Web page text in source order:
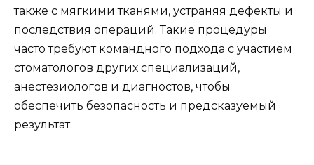
также с мягкими тканями, устраняя дефекты и
последствия операций. Такие процедуры
часто требуют командного подхода с участием
стоматологов других специализаций,
анестезиологов и диагностов, чтобы
обеспечить безопасность и предсказуемый
результат.